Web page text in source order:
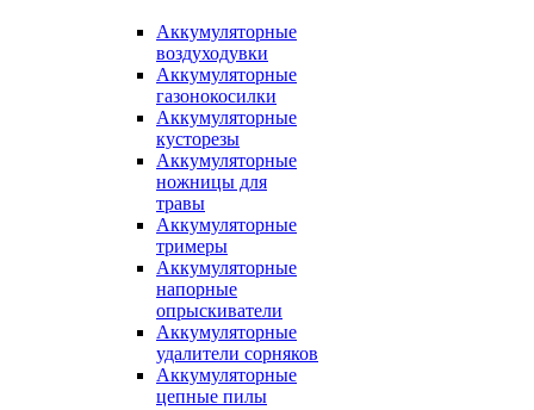
Аккумуляторные
воздуходувки
Аккумуляторные
газонокосилки
Аккумуляторные
кусторезы
Аккумуляторные
ножницы для
травы
Аккумуляторные
тримеры
Аккумуляторные
напорные
опрыскиватели
Аккумуляторные
удалители сорняков
Аккумуляторные
цепные пилы